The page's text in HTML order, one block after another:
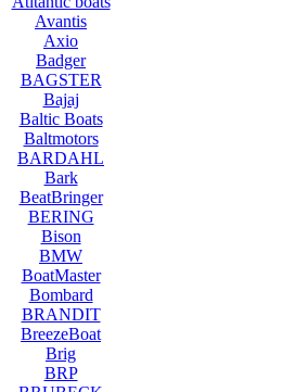
Avantis
Axio
Badger
BAGSTER
Bajaj
Baltic Boats
Baltmotors
BARDAHL
Bark
BeatBringer
BERING
Bison
BMW
BoatMaster
Bombard
BRANDIT
BreezeBoat
Brig
BRP